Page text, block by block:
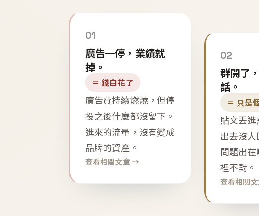
01
廣告一停，業績就
掉。
＝ 錢白花了
廣告費持續燃燒，但停
投之後什麼都沒留下。
進來的流量，沒有變成
品牌的資產。
查看相關文章 →
02
群開了
話。
＝ 只是
貼文丟
出去沒
問題出
裡不對。
查看相關